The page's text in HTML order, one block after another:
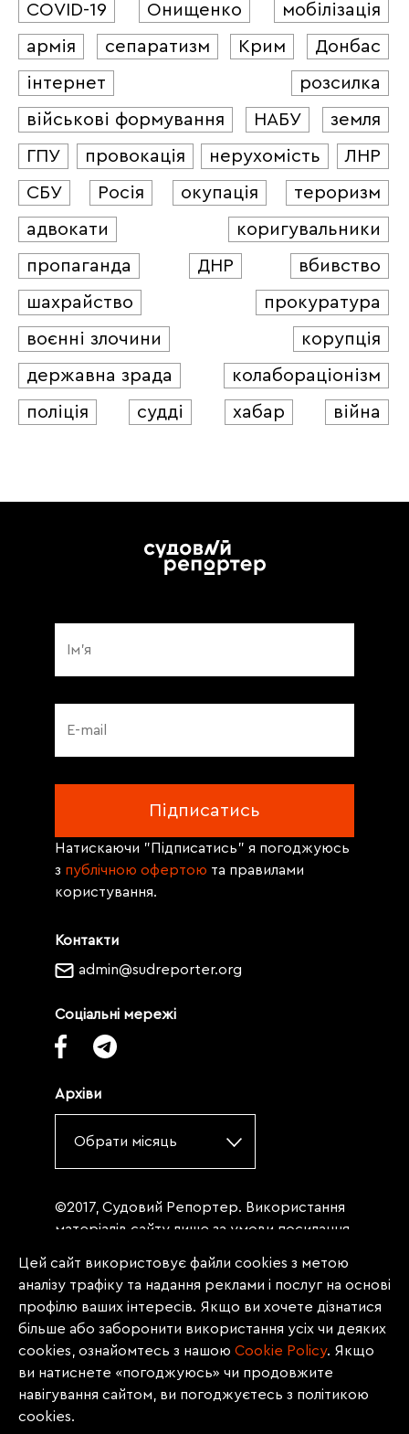
COVID-19
Онищенко
мобілізація
армія
сепаратизм Крим
Донбас
інтернет
розсилка
військові формування
НАБУ
земля
ГПУ
провокація нерухомість
ЛНР
СБУ
Росія окупація
тероризм
адвокати
коригувальники
пропаганда
ДНР
вбивство
шахрайство
прокуратура
воєнні злочини
корупція
державна зрада
колабораціонізм
поліція
судді хабар війна
Контакти
admin@sudreporter.org
Соціальні мережі
Архіви
Обрати місяць
Натискаючи "Підписатись" я погоджуюсь
з публічною офертою та правилами
користування.
©2017, Судовий Репортер. Використання
матеріалів сайту лише за умови посилання
«Судовий репортер» не нижче третього
абзацу. Матеріали, щодо яких міститься
заборона на повну републікацію
(передрук, копіювання, відтворення або
інше використання), заборонено
передруковувати без згоди редакції.
Матеріали з позначкою PROMOTED, ЗА
Цей сайт використовує файли cookies з метою
аналізу трафіку та надання реклами і послуг на основі
профілю ваших інтересів. Якщо ви хочете дізнатися
більше або заборонити використання усіх чи деяких
cookies, ознайомтесь з нашою Сookie Policy. Якщо
ви натиснете «погоджуюсь» чи продовжите
навігування сайтом, ви погоджуєтесь з політикою
cookies.